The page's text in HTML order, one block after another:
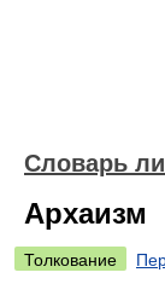
Словарь
Архаизм
Толкование